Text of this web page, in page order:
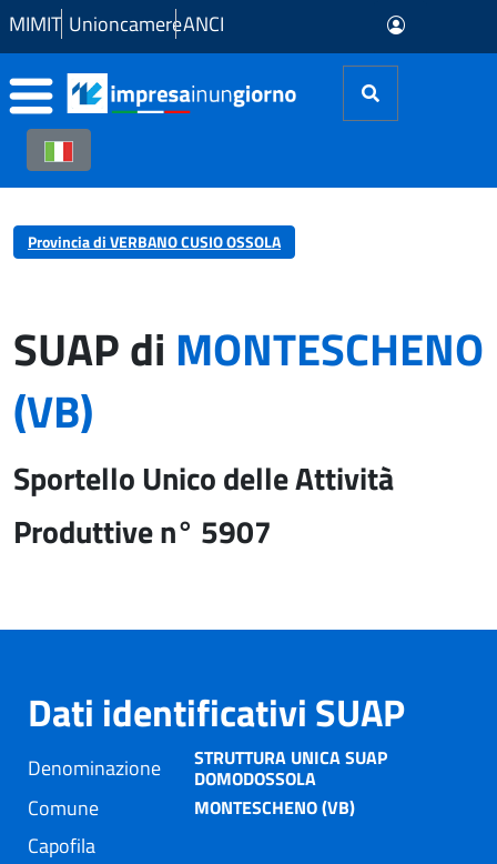
Skip to Main Content
MIMIT UnioncamereANCI
Provincia di VERBANO CUSIO OSSOLA
SUAP di MONTESCHENO
(VB)
Sportello Unico delle Attività
Produttive n° 5907
Dati identificativi SUAP
Denominazione STRUTTURA UNICA SUAP
DOMODOSSOLA
Comune MONTESCHENO (VB)
Capofila